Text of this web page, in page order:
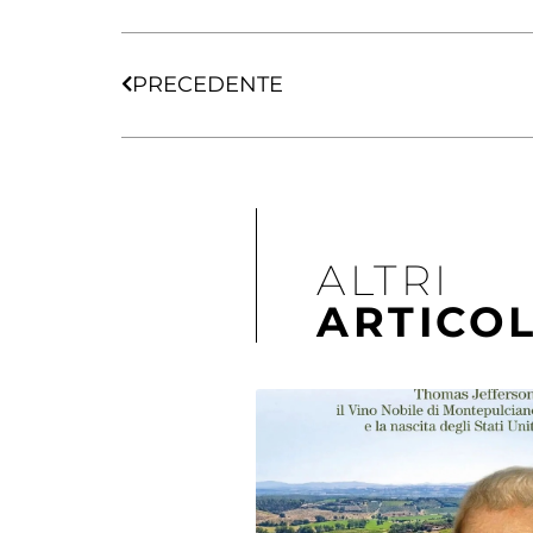
PRECEDENTE
ALTRI